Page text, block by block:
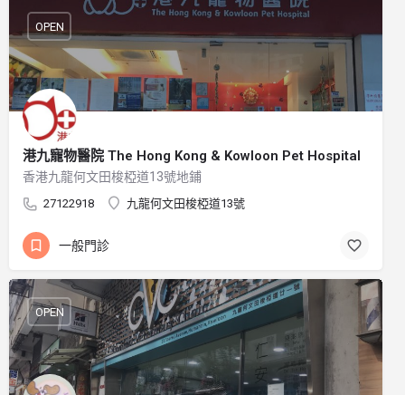
港九寵物醫院 The Hong Kong & Kowloon Pet Hospital
香港九龍何文田梭椏道13號地鋪
27122918 九龍何文田梭椏道13號
OPEN
一般門診
OPEN